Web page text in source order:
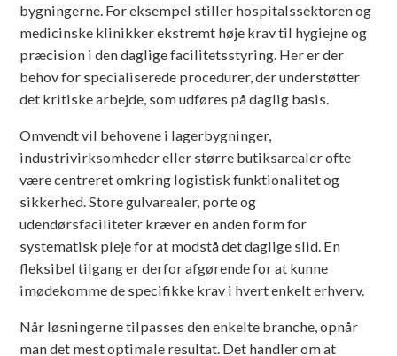
bygningerne. For eksempel stiller hospitalssektoren og
medicinske klinikker ekstremt høje krav til hygiejne og
præcision i den daglige facilitetsstyring. Her er der
behov for specialiserede procedurer, der understøtter
det kritiske arbejde, som udføres på daglig basis.
Omvendt vil behovene i lagerbygninger,
industrivirksomheder eller større butiksarealer ofte
være centreret omkring logistisk funktionalitet og
sikkerhed. Store gulvarealer, porte og
udendørsfaciliteter kræver en anden form for
systematisk pleje for at modstå det daglige slid. En
fleksibel tilgang er derfor afgørende for at kunne
imødekomme de specifikke krav i hvert enkelt erhverv.
Når løsningerne tilpasses den enkelte branche, opnår
man det mest optimale resultat. Det handler om at